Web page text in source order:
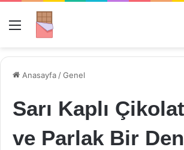
Menü
Anasayfa /Genel
Sarı Kaplı
ve Parlak Bir